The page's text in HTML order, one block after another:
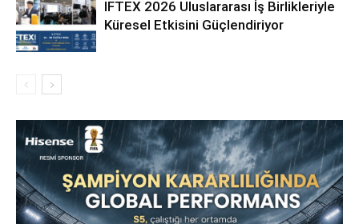
IFTEX 2026 Uluslararası İş Birlikleriyle
Küresel Etkisini Güçlendiriyor